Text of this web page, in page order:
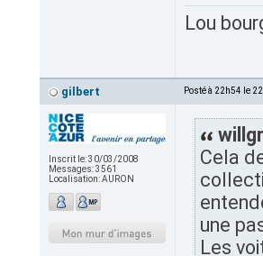
Lou
gilbert Posté à 22h54 le
Inscrit le:30/03/2008
Messages:3561
Localisation:AURON
Cela
une
Les